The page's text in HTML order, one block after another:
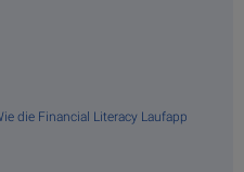
die Financial Literacy Laufapp